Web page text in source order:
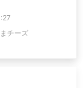
チーズ